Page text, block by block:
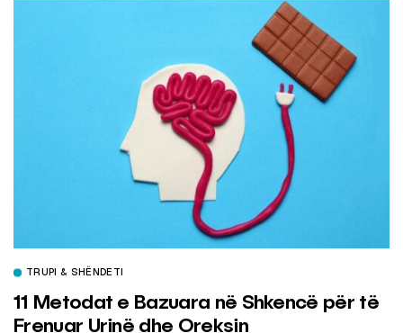
TRUPI & SHËNDETI
11 Metodat e Bazuara në Shkencë për të
Frenuar Urinë dhe Oreksin